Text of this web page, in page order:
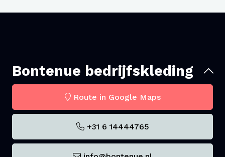
Bontenue bedrijfskleding
Route in Google Maps
+31 6 14444765